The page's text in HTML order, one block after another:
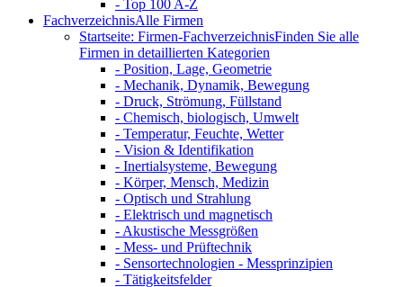
- Top 100 A-Z
FachverzeichnisAlle Firmen
Startseite: Firmen-FachverzeichnisFinden Sie alle
Firmen in detaillierten Kategorien
- Position, Lage, Geometrie
- Mechanik, Dynamik, Bewegung
- Druck, Strömung, Füllstand
- Chemisch, biologisch, Umwelt
- Temperatur, Feuchte, Wetter
- Vision & Identifikation
- Inertialsysteme, Bewegung
- Körper, Mensch, Medizin
- Optisch und Strahlung
- Elektrisch und magnetisch
- Akustische Messgrößen
- Mess- und Prüftechnik
- Sensortechnologien - Messprinzipien
- Tätigkeitsfelder